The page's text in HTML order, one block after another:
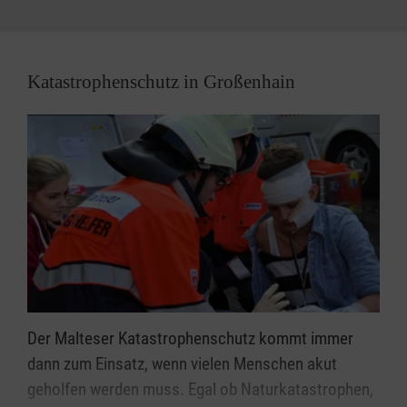
Katastrophenschutz in Großenhain
Der Malteser Katastrophenschutz kommt immer
dann zum Einsatz, wenn vielen Menschen akut
geholfen werden muss. Egal ob Naturkatastrophen,